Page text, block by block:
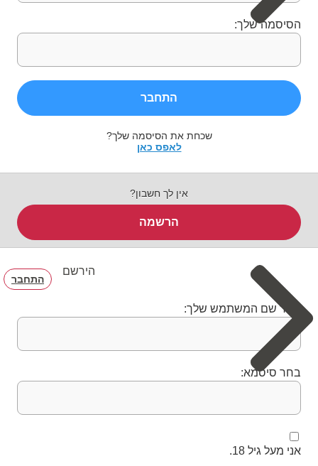
הסיסמה שלך:
התחבר
שכחת את הסיסמה שלך?
לאפס כאן
אין לך חשבון?
הרשמה
הירשם
התחבר
בחר שם המשתמש שלך:
בחר סיסמא:
אני מעל גיל 18.